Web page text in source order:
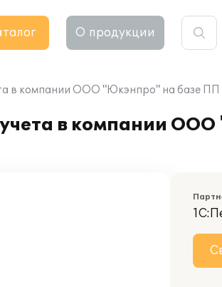
О продукции
в компании ООО "Юкэнпро" на базе ПП
учета в компании